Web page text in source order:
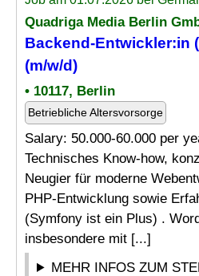
Quadriga Media Berlin
Backend-Entwickler:in
(m/w/d)
• 10117, Berlin
Betriebliche Altersvorsorge
Salary: 50.000-60.000 per
Technisches Know-how,
Neugier für moderne
PHP-Entwicklung sowie
(Symfony ist ein Plus) .
insbesondere mit [...]
MEHR INFOS ZUM